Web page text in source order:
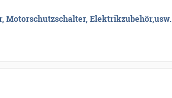
Motorschutzschalter, Elektrikzubehör,usw.